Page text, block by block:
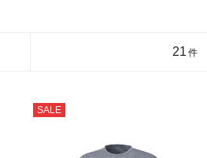
21 件
SALE